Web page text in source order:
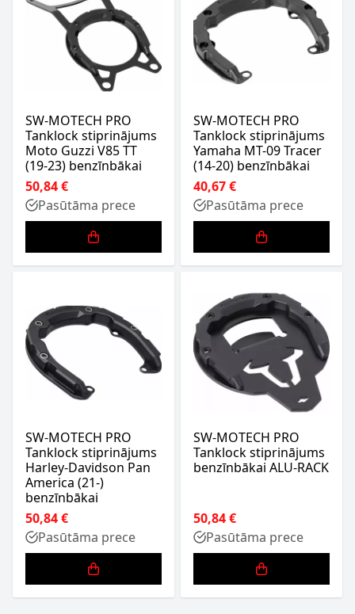
SW-MOTECH PRO
Tanklock stiprinājums
Moto Guzzi V85 TT
(19-23) benzīnbākai
50,84 €
Pasūtāma prece
SW-MOTECH PRO
Tanklock stiprinājums
Yamaha MT-09 Tracer
(14-20) benzīnbākai
40,67 €
Pasūtāma prece
SW-MOTECH PRO
Tanklock stiprinājums
Harley-Davidson Pan
America (21-)
benzīnbākai
50,84 €
Pasūtāma prece
SW-MOTECH PRO
Tanklock stiprinājums
benzīnbākai ALU-RACK
50,84 €
Pasūtāma prece